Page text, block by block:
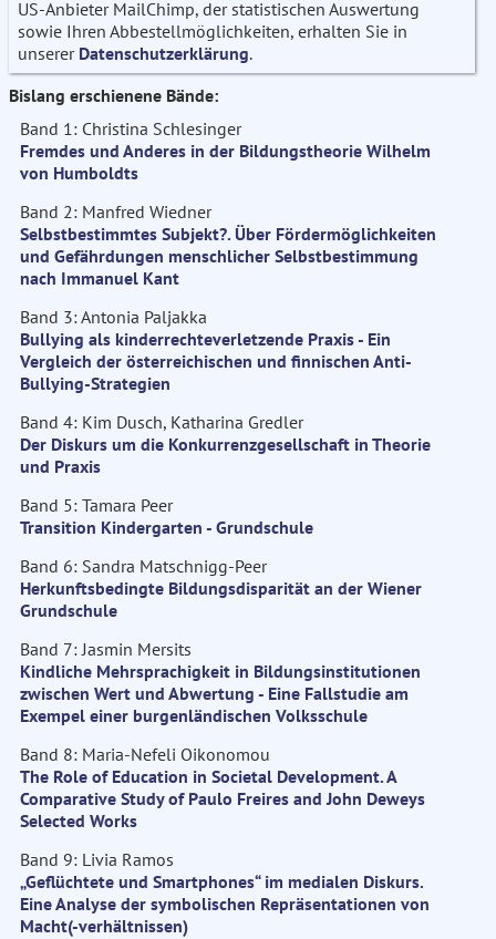
US-Anbieter MailChimp, der statistischen Auswertung
sowie Ihren Abbestellmöglichkeiten, erhalten Sie in
unserer Datenschutzerklärung.
Bislang erschienene Bände:
Band 1: Christina Schlesinger
Fremdes und Anderes in der Bildungstheorie Wilhelm
von Humboldts
Band 2: Manfred Wiedner
Selbstbestimmtes Subjekt?. Über Fördermöglichkeiten
und Gefährdungen menschlicher Selbstbestimmung
nach Immanuel Kant
Band 3: Antonia Paljakka
Bullying als kinderrechteverletzende Praxis - Ein
Vergleich der österreichischen und finnischen Anti-
Bullying-Strategien
Band 4: Kim Dusch, Katharina Gredler
Der Diskurs um die Konkurrenzgesellschaft in Theorie
und Praxis
Band 5: Tamara Peer
Transition Kindergarten - Grundschule
Band 6: Sandra Matschnigg-Peer
Herkunftsbedingte Bildungsdisparität an der Wiener
Grundschule
Band 7: Jasmin Mersits
Kindliche Mehrsprachigkeit in Bildungsinstitutionen
zwischen Wert und Abwertung - Eine Fallstudie am
Exempel einer burgenländischen Volksschule
Band 8: Maria-Nefeli Oikonomou
The Role of Education in Societal Development. A
Comparative Study of Paulo Freires and John Deweys
Selected Works
Band 9: Livia Ramos
„Geflüchtete und Smartphones“ im medialen Diskurs.
Eine Analyse der symbolischen Repräsentationen von
Macht(-verhältnissen)